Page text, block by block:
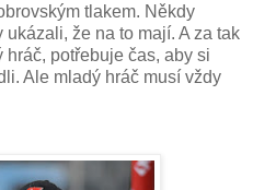
tlakem. Někdy
že na to mají. A za tak
hráč, potřebuje čas, aby si
Ale mladý hráč musí vždy